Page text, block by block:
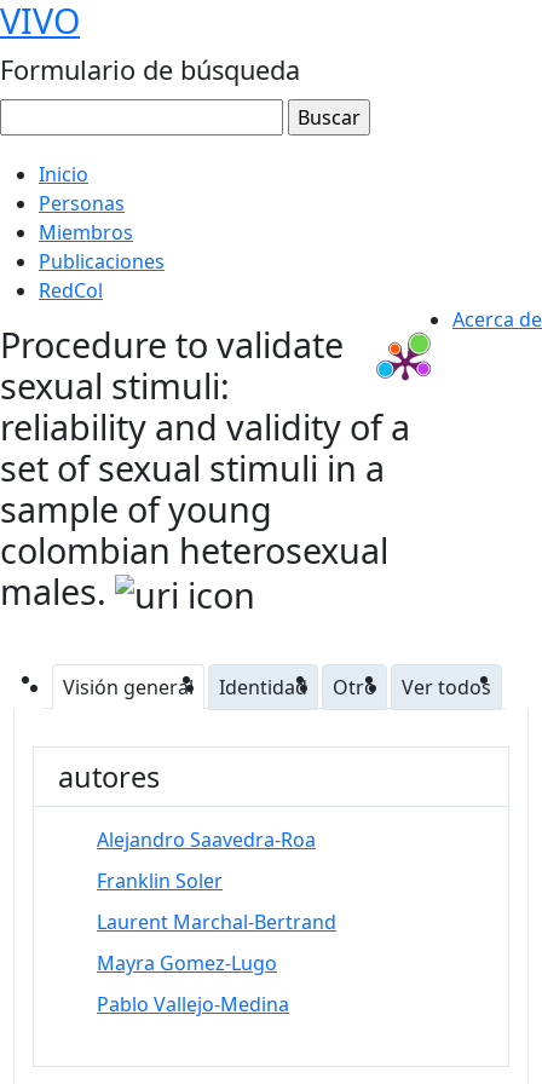
VIVO
Formulario de búsqueda
Inicio
Personas
Miembros
Publicaciones
RedCol
Acerca de
Procedure to validate
sexual stimuli:
reliability and validity of a
set of sexual stimuli in a
sample of young
colombian heterosexual
males.
Visión general Identidad Otro Ver todos
autores
Alejandro Saavedra-Roa
Franklin Soler
Laurent Marchal-Bertrand
Mayra Gomez-Lugo
Pablo Vallejo-Medina